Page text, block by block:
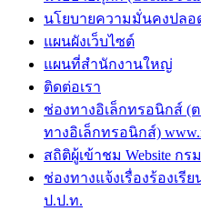
นโยบายความมั่นคงปลอ
แผนผังเว็บไซต์
แผนที่สำนักงานใหญ่
ติดต่อเรา
ช่องทางอิเล็กทรอนิกส์ (
ทางอิเล็กทรอนิกส์)
สถิติผู้เข้าชม Website กร
ช่องทางแจ้งเรื่องร้องเ
ป.ป.ท.